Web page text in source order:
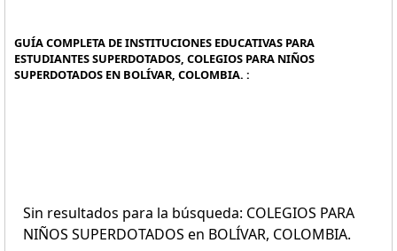
GUÍA COMPLETA DE INSTITUCIONES EDUCATIVAS PARA
ESTUDIANTES SUPERDOTADOS, COLEGIOS PARA NIÑOS
SUPERDOTADOS EN BOLÍVAR, COLOMBIA. :
Sin resultados para la búsqueda: COLEGIOS PARA
NIÑOS SUPERDOTADOS en BOLÍVAR, COLOMBIA.